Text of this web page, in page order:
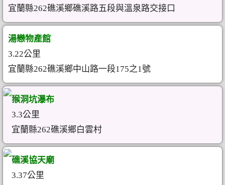
宜蘭縣262礁溪鄉礁溪路五段與溫泉路交接口
湯戀物產館
3.22公里
宜蘭縣262礁溪鄉中山路一段175之1號
猴洞坑瀑布
3.3公里
宜蘭縣262礁溪鄉白雲村
礁溪協天廟
3.37公里